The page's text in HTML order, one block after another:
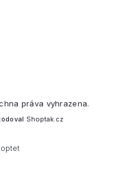
práva vyhrazena.
Shoptak.cz